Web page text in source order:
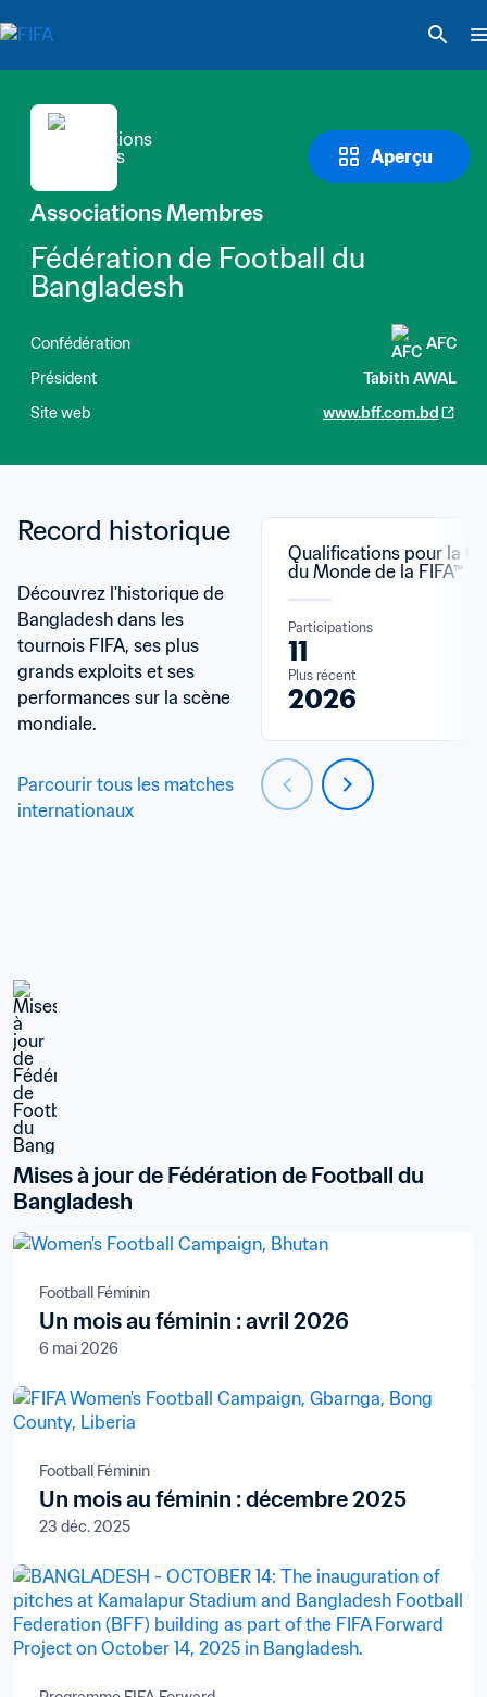
Aperçu
Associations Membres
Fédération de Football du
Bangladesh
Confédération
AFC
Président
Tabith AWAL
Site web
www.bff.com.bd
Record historique
Découvrez l'historique de
Bangladesh dans les
tournois FIFA, ses plus
grands exploits et ses
performances sur la scène
mondiale.
Parcourir tous les matches
internationaux
Qualifications pour la
du Monde de la FIFA™
Participations
11
Plus récent
2026
Mises à jour de Fédération de Football du
Bangladesh
Football Féminin
Un mois au féminin : avril 2026
6 mai 2026
Football Féminin
Un mois au féminin : décembre 2025
23 déc. 2025